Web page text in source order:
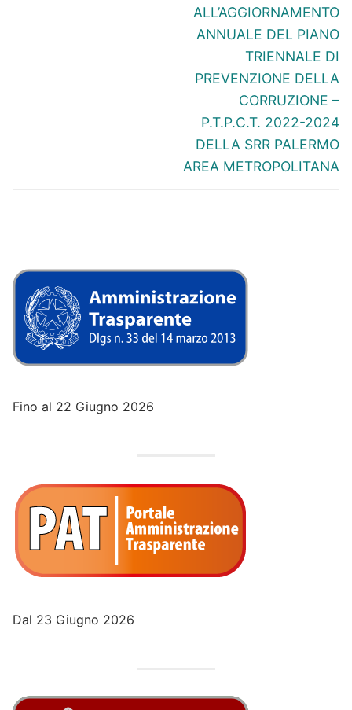
ALL’AGGIORNAMENTO
ANNUALE DEL PIANO
TRIENNALE DI
PREVENZIONE DELLA
CORRUZIONE –
P.T.P.C.T. 2022-2024
DELLA SRR PALERMO
AREA METROPOLITANA
Fino al 22 Giugno 2026
Dal 23 Giugno 2026